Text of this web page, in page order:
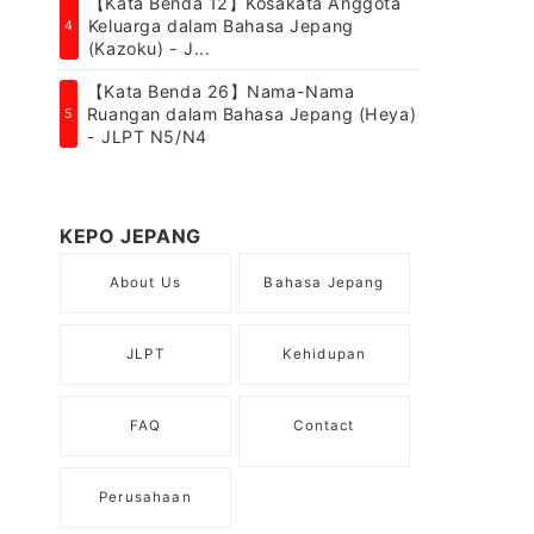
4
Keluarga dalam Bahasa Jepang
(Kazoku) - J...
5
【Kata Benda 26】Nama-Nama
Ruangan dalam Bahasa Jepang (Heya)
- JLPT N5/N4
KEPO JEPANG
About Us Bahasa Jepang
JLPT Kehidupan
FAQ Contact
Perusahaan